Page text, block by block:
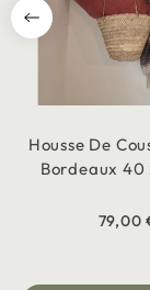
Housse De
Bordeaux 40
79,00